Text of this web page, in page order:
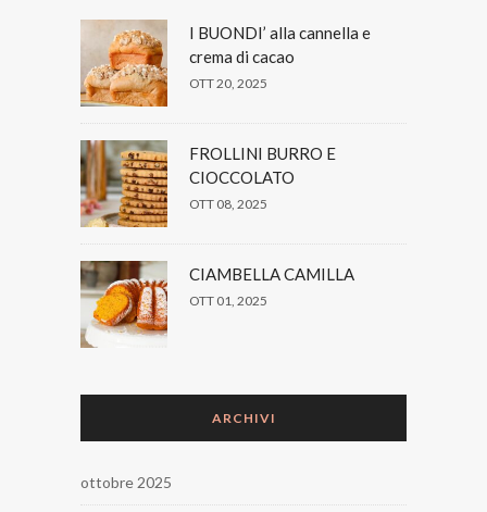
I BUONDI’ alla cannella e
crema di cacao
OTT 20, 2025
FROLLINI BURRO E
CIOCCOLATO
OTT 08, 2025
CIAMBELLA CAMILLA
OTT 01, 2025
ARCHIVI
ottobre 2025